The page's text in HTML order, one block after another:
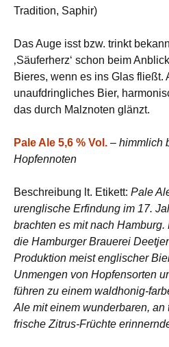
Tradition, Saphir)
Das Auge isst bzw. trinkt
‚Säuferherz‘ schon beim
Bieres, wenn es ins Glas fließt.
unaufdringliches Bier,
das durch Malznoten glänzt.
Pale Ale 5,6 % Vol. – himmlich
Hopfennoten
Beschreibung lt. Etikett: Pale
urenglische Erfindung im 17.
brachten es mit nach
die Hamburger Brauerei
Produktion meist englischer
Unmengen von Hopfensorten
führen zu einem waldhonig-
Ale mit einem wunderbaren, an
frische Zitrus-Früchte